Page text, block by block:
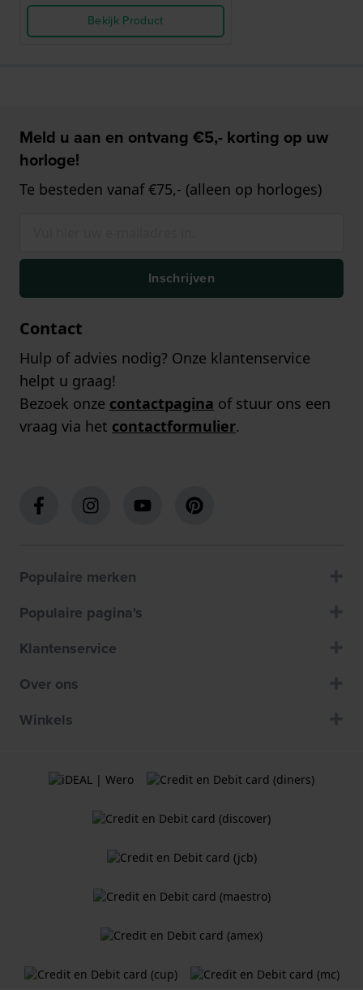
Bekijk Product
Meld u aan en ontvang €5,- korting op uw
horloge!
Te besteden vanaf €75,- (alleen op horloges)
Inschrijven
Contact
Hulp of advies nodig? Onze klantenservice
helpt u graag!
Bezoek onze contactpagina of stuur ons een
vraag via het contactformulier.
Populaire merken
Populaire pagina's
Klantenservice
Over ons
Winkels